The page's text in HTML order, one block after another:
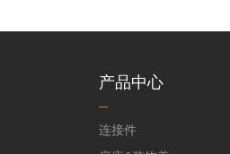
产品中心
连接件